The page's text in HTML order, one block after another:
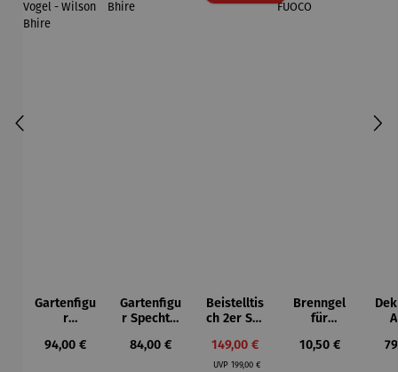
Gartenfigu
r
t Vogel -
Regulärer Preis:
94,00 €
Gartenfigu
r Specht -
Bhire
Regulärer Preis:
84,00 €
Beistelltis
ch 2er Set
Verkaufspreis:
149,00 €
UVP Regulärer Preis:
199,00 €
Brenngel
für
elle -
Regulärer Preis:
10,50 €